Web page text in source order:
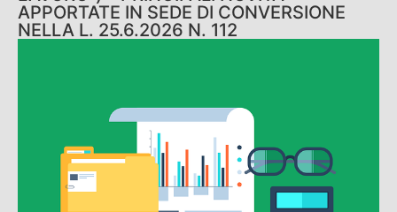
APPORTATE IN SEDE DI CONVERSIONE
NELLA L. 25.6.2026 N. 112